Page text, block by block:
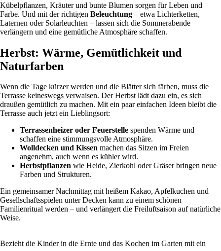
Kübelpflanzen, Kräuter und bunte Blumen sorgen für Leben und
Farbe. Und mit der richtigen Beleuchtung – etwa Lichterketten,
Laternen oder Solarleuchten – lassen sich die Sommerabende
verlängern und eine gemütliche Atmosphäre schaffen.
Herbst: Wärme, Gemütlichkeit und
Naturfarben
Wenn die Tage kürzer werden und die Blätter sich färben, muss die
Terrasse keineswegs verwaisen. Der Herbst lädt dazu ein, es sich
draußen gemütlich zu machen. Mit ein paar einfachen Ideen bleibt die
Terrasse auch jetzt ein Lieblingsort:
Terrassenheizer oder Feuerstelle spenden Wärme und
schaffen eine stimmungsvolle Atmosphäre.
Wolldecken und Kissen machen das Sitzen im Freien
angenehm, auch wenn es kühler wird.
Herbstpflanzen wie Heide, Zierkohl oder Gräser bringen neue
Farben und Strukturen.
Ein gemeinsamer Nachmittag mit heißem Kakao, Apfelkuchen und
Gesellschaftsspielen unter Decken kann zu einem schönen
Familienritual werden – und verlängert die Freiluftsaison auf natürliche
Weise.
Bezieht die Kinder in die Ernte und das Kochen im Garten mit ein